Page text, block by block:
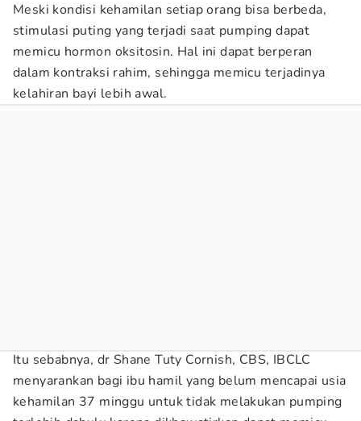
Meski kondisi kehamilan setiap orang bisa berbeda,
stimulasi puting yang terjadi saat pumping dapat
memicu hormon oksitosin. Hal ini dapat berperan
dalam kontraksi rahim, sehingga memicu terjadinya
kelahiran bayi lebih awal.
Itu sebabnya, dr Shane Tuty Cornish, CBS, IBCLC
menyarankan bagi ibu hamil yang belum mencapai usia
kehamilan 37 minggu untuk tidak melakukan pumping